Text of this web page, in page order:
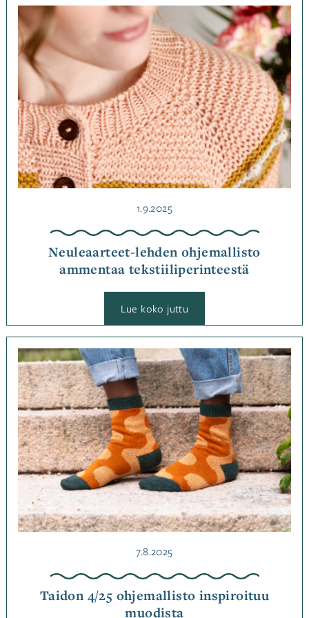
käsityöohjeisiin
Neuleaarteet-lehden ohjemallisto
ammentaa tekstiiliperinteestä
Julkaistu
1.9.2025
Lue koko juttu
lehden
ohjemallisto
ammentaa
tekstiiliperinteestä
Kategoriassa
Jutut
Ohjemallistot
Taidon 4/25 ohjemallisto inspiroituu
muodista
Julkaistu
7.8.2025
Kategoriassa
Jutut,
Ohjemallistot